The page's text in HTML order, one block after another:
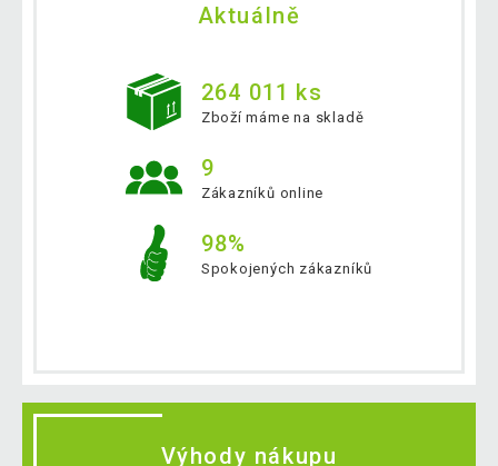
Aktuálně
264 011 ks
Zboží máme na skladě
9
Zákazníků online
98%
Spokojených zákazníků
Výhody nákupu